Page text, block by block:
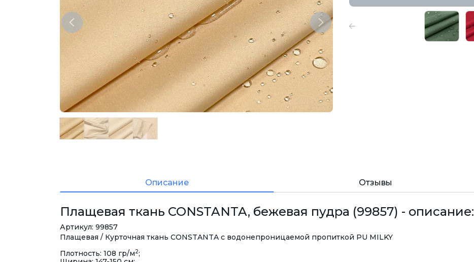
Previous Next
Описание Отзывы
Плащевая ткань CONSTANTA, бежевая пудра (99857) - описание:
Артикул: 99857
Плащевая / Курточная ткань CONSTANTA с водонепроницаемой пропиткой PU MILKY
Плотность: 108 гр/м2;